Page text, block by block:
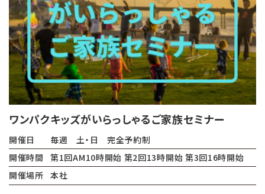
ワンパクキッズがいらっしゃるご家族セミナー
開催日
毎週 土・日 完全予約制
開催時間
第1回AM10時開始 第2回13時開始 第3回16時開始
開催場所 本社